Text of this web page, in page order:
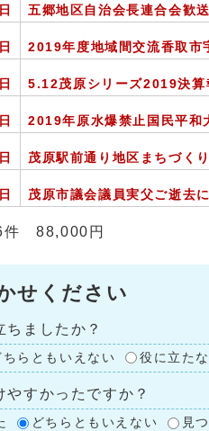
五郷地区自治会長連合会歓
2019年度地域間交流香取市
5.12茂原シリーズ2019決算
2019年原水爆禁止国民平和
茂原駅前通り地区まちづく
茂原市議会議員実父ご逝去
件 88,000円
せください
ちましたか？
ちらともいえない 役に立た
やすかったですか？
どちらともいえない 見